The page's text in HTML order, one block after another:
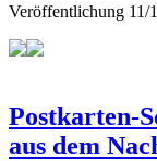
Veröffentlichung 11/
Postkarten-
aus dem